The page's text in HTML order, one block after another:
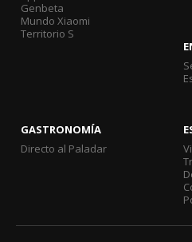
Genbeta
Mundo Xiaomi
Territorio S
GASTRONOMÍA
Directo al Paladar